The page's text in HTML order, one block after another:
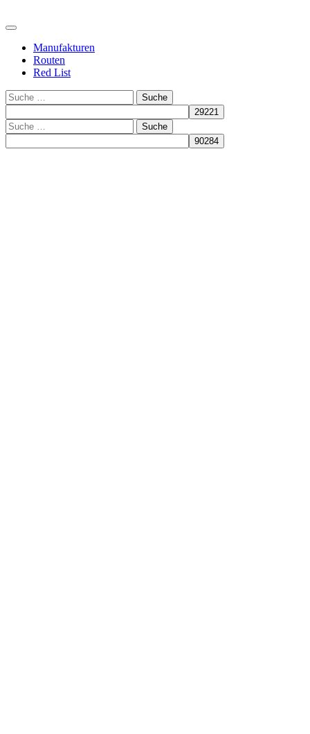
Manufakturen
Routen
Red List
Suche
Suche